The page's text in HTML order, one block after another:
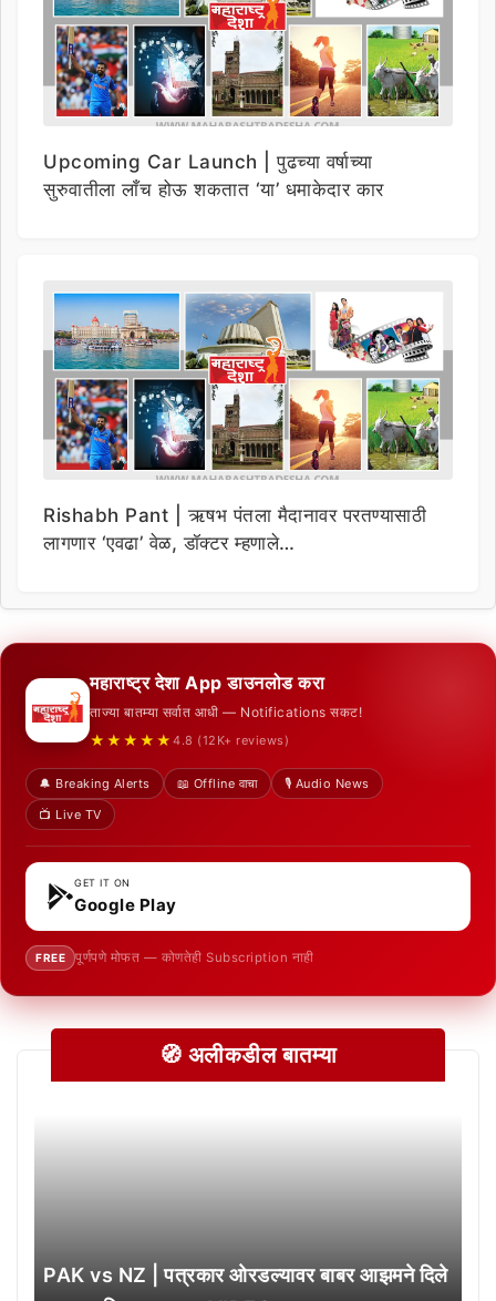
Upcoming Car Launch | पुढच्या वर्षाच्या
सुरुवातीला लाँच होऊ शकतात ‘या’ धमाकेदार कार
Rishabh Pant | ऋषभ पंतला मैदानावर परतण्यासाठी
लागणार ‘एवढा’ वेळ, डॉक्टर म्हणाले…
महाराष्ट्र देशा App डाउनलोड करा
ताज्या बातम्या सर्वात आधी — Notifications सकट!
★★★★★ 4.8 (12K+ reviews)
🔔 Breaking Alerts 📖 Offline वाचा
🎙️ Audio News
📺 Live TV
GET IT ON
Google Play
FREE पूर्णपणे मोफत — कोणतेही Subscription नाही
🧭 अलीकडील बातम्या
PAK vs NZ | पत्रकार ओरडल्यावर बाबर आझमने दिले